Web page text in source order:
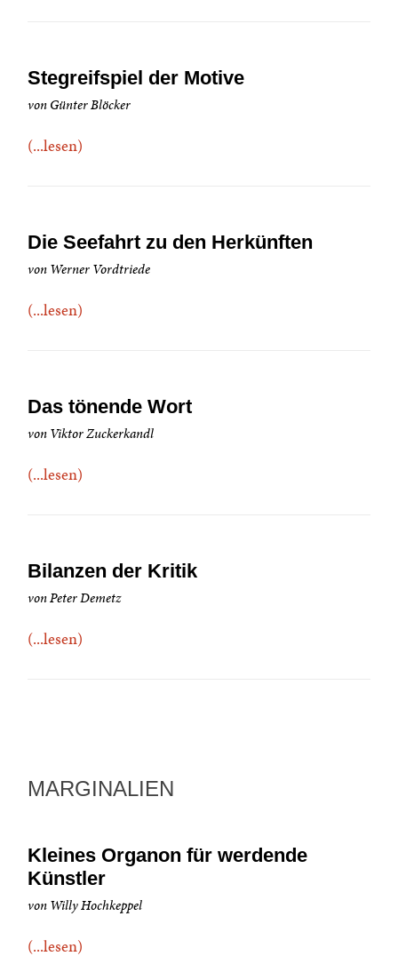
Stegreifspiel der Motive
von Günter Blöcker
(...lesen)
Die Seefahrt zu den Herkünften
von Werner Vordtriede
(...lesen)
Das tönende Wort
von Viktor Zuckerkandl
(...lesen)
Bilanzen der Kritik
von Peter Demetz
(...lesen)
MARGINALIEN
Kleines Organon für werdende
Künstler
von Willy Hochkeppel
(...lesen)